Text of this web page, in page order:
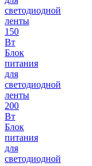
светодиодной
ленты
150
Вт
Блок
питания
для
светодиодной
ленты
200
Вт
Блок
питания
для
светодиодной